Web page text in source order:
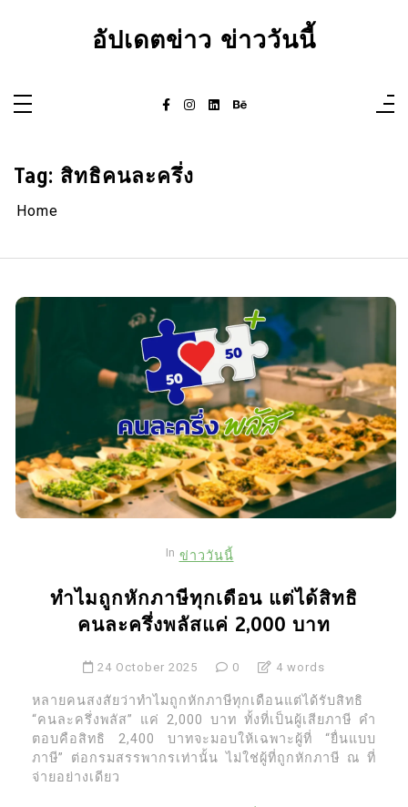
อัปเดตข่าว ข่าววันนี้
Tag: สิทธิคนละครึ่ง
Home
In ข่าววันนี้
ทำไมถูกหักภาษีทุกเดือน แต่ได้สิทธิ
คนละครึ่งพลัสแค่ 2,000 บาท
24 October 2025 0 4 words
หลายคนสงสัยว่าทำไมถูกหักภาษีทุกเดือนแต่ได้รับสิทธิ
“คนละครึ่งพลัส” แค่ 2,000 บาท ทั้งที่เป็นผู้เสียภาษี คำ
ตอบคือสิทธิ 2,400 บาทจะมอบให้เฉพาะผู้ที่ “ยื่นแบบ
ภาษี” ต่อกรมสรรพากรเท่านั้น ไม่ใช่ผู้ที่ถูกหักภาษี ณ ที่
จ่ายอย่างเดียว